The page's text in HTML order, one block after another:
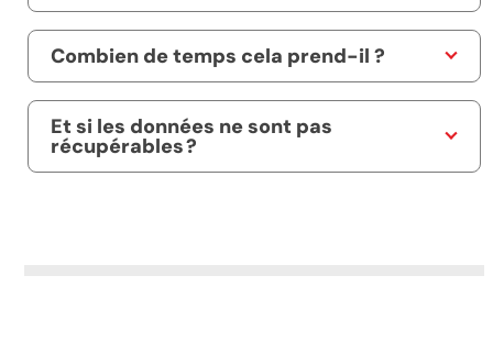
Combien de temps cela prend-il ?
Et si les données ne sont pas
récupérables ?